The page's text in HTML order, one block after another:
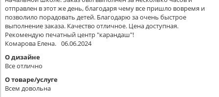
отправлен в этот же день, благодаря чему все пришло вовремя и
позволило порадовать детей. Благодарю за очень быстрое
выполнение заказа. Качество отличное. Цена доступная.
Рекомендую печатный центр "карандаш"!
Комарова Елена. 06.06.2024
О дизайне
Все отлично
О товаре/услуге
Всем довольна